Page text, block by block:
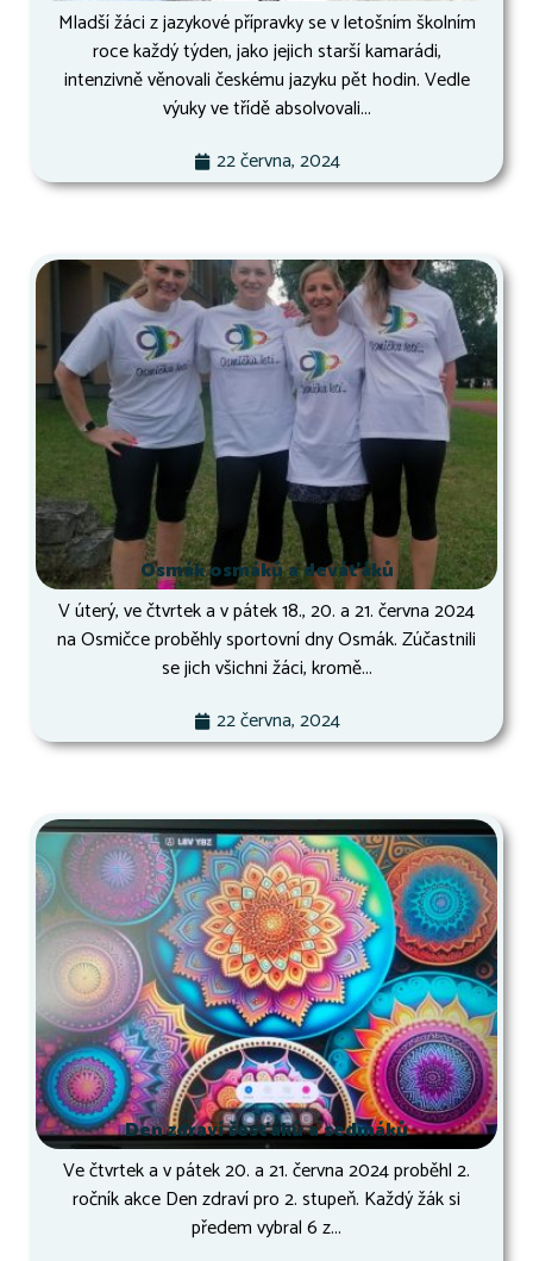
Mladší žáci z jazykové přípravky se v letošním školním
roce každý týden, jako jejich starší kamarádi,
intenzivně věnovali českému jazyku pět hodin. Vedle
výuky ve třídě absolvovali...
22 června, 2024
Osmák osmáků a deváťáků
V úterý, ve čtvrtek a v pátek 18., 20. a 21. června 2024
na Osmičce proběhly sportovní dny Osmák. Zúčastnili
se jich všichni žáci, kromě...
22 června, 2024
Den zdraví šesťáků a sedmáků
Ve čtvrtek a v pátek 20. a 21. června 2024 proběhl 2.
ročník akce Den zdraví pro 2. stupeň. Každý žák si
předem vybral 6 z...